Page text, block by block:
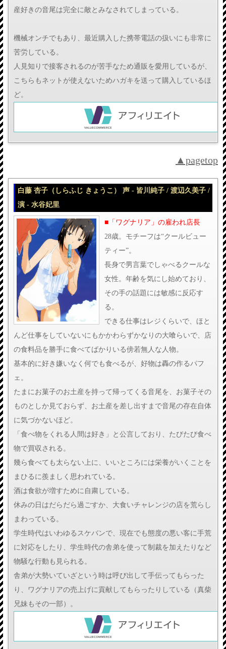
産好きの音尾は完全に敵とみなされてしまっている。
機械オンチでもあり、最近購入した携帯電話の扱いにも非常に
苦労している。
人見知りで接客されるのが苦手なため通販を愛用しているが、
こちらもネットが使えないためハガキを送って購入しているほ
ど。
▲pagetop
白藤 杏子（しらふじ きょうこ） 声 - 皆川純子 / 渡辺久美子 /
演 - 水谷妃里
■「ワグナリア」の雇われ店長
28歳。モチーフは“クールビュー
ティー”。
長身で男言葉でしゃべるクールな
女性。年齢を気にし始めており、
その手の話題には敏感に反応す
る。
できる仕事はレジくらいで、ほと
んど仕事をしていないにもかかわらずかなりの大喰らいで、店
の食料品を勝手に食べてばかりいる傍若無人な人物。
基本的に好き嫌いなく何でも食べるが、好物は轟の作るパフ
ェ。
たまにお菓子のお土産を持って帰ってくる音尾を、お菓子その
ものとしか見ておらず、お土産を差し出すまで音尾の存在自体
に気づかないほど。
「食べ物をくれる人間は好き」と公言しており、たびたび食べ
物で買収される。
幾ら食べても太らない上に、いいところには栄養がいくことを
まひるに羨ましく思われている。
酒は食欲が増すために自粛している。
休みの日はだらだら過ごすか、大食いチャレンジの店を荒らし
まわっている。
学生時代はいわゆるスケバンで、現在でも態度の悪い客に手荒
に対応をしたり、学生時代の舎弟を使って制裁を加えたりなど
物騒な行動も見られる。
舎弟が大勢いていざという時は呼び出して手伝ってもらった
り、ワグナリアの売上げに貢献してもらったりしている（真柴
兄妹もその一部）。